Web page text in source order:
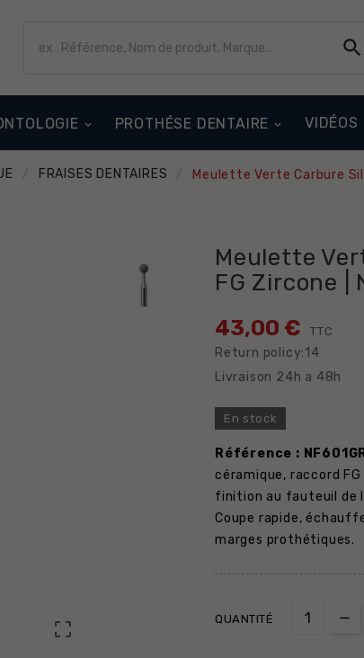

PROTHÉSE DENTAIRE VIDÉOS
FRAISES DENTAIRES Meulette Verte Carbure

Meulette
FG Zircone |
43,00 € TTC
Return policy:14
Livraison 24h a 48h
En stock
Référence :
céramique, raccord
finition au fauteuil de
Coupe rapide,
marges prothétiques.
QUANTITÉ